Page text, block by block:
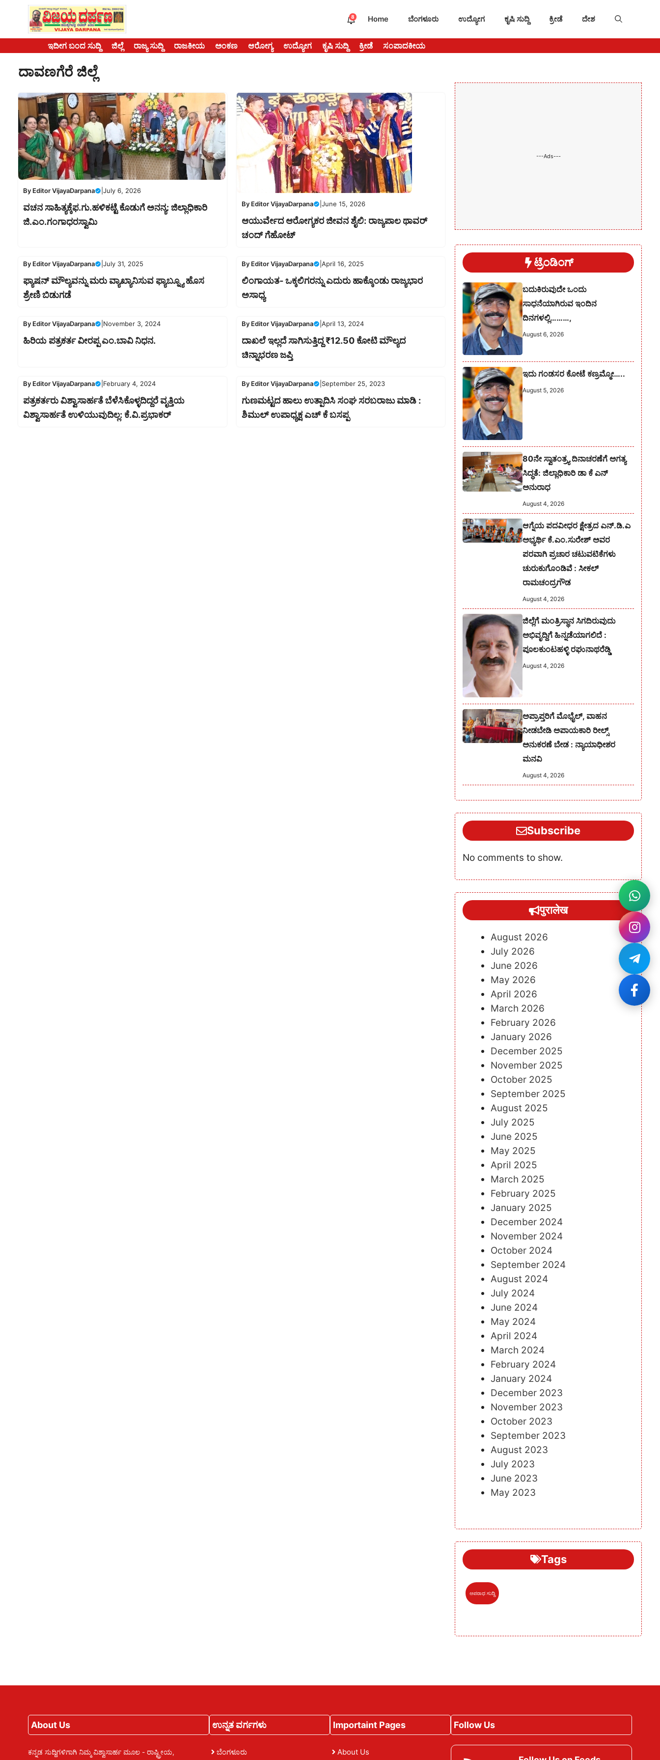
content
8 Home ಬೆಂಗಳೂರು ಉದ್ಯೋಗ ಕೃಷಿ ಸುದ್ದಿ ಕ್ರೀಡೆ ದೇಶ
ಇದೀಗ ಬಂದ ಸುದ್ದಿ ಜಿಲ್ಲೆ ರಾಜ್ಯ ಸುದ್ದಿ ರಾಜಕೀಯ ಅಂಕಣ ಆರೋಗ್ಯ ಉದ್ಯೋಗ ಕೃಷಿ ಸುದ್ದಿ ಕ್ರೀಡೆ ಸಂಪಾದಕೀಯ
ದಾವಣಗೆರೆ ಜಿಲ್ಲೆ
By Editor VijayaDarpana July 6, 2026
ವಚನ ಸಾಹಿತ್ಯಕ್ಕೆಫ.ಗು.ಹಳಿಕಟ್ಟೆ ಕೊಡುಗೆ ಅನನ್ಯ: ಜಿಲ್ಲಾಧಿಕಾರಿ
ಜಿ.ಎಂ.ಗಂಗಾಧರಸ್ವಾಮಿ
By Editor VijayaDarpana | June 15, 2026
ಆಯುರ್ವೇದ ಆರೋಗ್ಯಕರ ಜೀವನ ಶೈಲಿ: ರಾಜ್ಯಪಾಲ ಥಾವರ್
ಚಂದ್ ಗೆಹೋಟ್
By Editor VijayaDarpana July 31, 2025
ಫ್ಯಾಷನ್ ಮೌಲ್ಯವನ್ನು ಮರು ವ್ಯಾಖ್ಯಾನಿಸುವ ಫ್ಯಾಬ್ನ್ಯೂ ಹೊಸ
ಶ್ರೇಣಿ ಬಿಡುಗಡೆ
By Editor VijayaDarpana | April 16, 2025
ಲಿಂಗಾಯತ- ಒಕ್ಕಲಿಗರನ್ನು ಎದುರು ಹಾಕ್ಕೊಂಡು ರಾಜ್ಯಭಾರ
ಅಸಾಧ್ಯ
By Editor VijayaDarpana November 3, 2024
ಹಿರಿಯ ಪತ್ರಕರ್ತ ವೀರಪ್ಪ ಎಂ.ಬಾವಿ ನಿಧನ.
By Editor VijayaDarpana | April 13, 2024
ದಾಖಲೆ ಇಲ್ಲದೆ ಸಾಗಿಸುತ್ತಿದ್ದ ₹12.50 ಕೋಟಿ ಮೌಲ್ಯದ
ಚಿನ್ನಾಭರಣ ಜಪ್ತಿ
By Editor VijayaDarpana February 4, 2024
ಪತ್ರಕರ್ತರು ವಿಶ್ವಾಸಾರ್ಹತೆ ಬೆಳೆಸಿಕೊಳ್ಳದಿದ್ದರೆ ವೃತ್ತಿಯ
ವಿಶ್ವಾಸಾರ್ಹತೆ ಉಳಿಯುವುದಿಲ್ಲ: ಕೆ.ವಿ.ಪ್ರಭಾಕರ್
By Editor VijayaDarpana | September 25, 2023
ಗುಣಮಟ್ಟದ ಹಾಲು ಉತ್ಪಾದಿಸಿ ಸಂಘ ಸರಬರಾಜು ಮಾಡಿ :
ಶಿಮುಲ್ ಉಪಾಧ್ಯಕ್ಷ ಎಚ್ ಕೆ ಬಸಪ್ಪ
---Ads---
ಟ್ರೆಂಡಿಂಗ್
ಬದುಕಿರುವುದೇ ಒಂದು
ಸಾಧನೆಯಾಗಿರುವ ಇಂದಿನ
ದಿನಗಳಲ್ಲಿ………,
August 6, 2026
ಇದು ಗಂಡಸರ ಕೋಟೆ ಕಣ್ರಮ್ಮೋ…..
August 5, 2026
80ನೇ ಸ್ವಾತಂತ್ರ್ಯ ದಿನಾಚರಣೆಗೆ ಅಗತ್ಯ
ಸಿದ್ಧತೆ: ಜಿಲ್ಲಾಧಿಕಾರಿ ಡಾ ಕೆ ಎನ್
ಅನುರಾಧ
August 4, 2026
ಆಗ್ನೆಯ ಪದವೀಧರ ಕ್ಷೇತ್ರದ ಎನ್.ಡಿ.ಎ
ಅಭ್ಯರ್ಥಿ ಕೆ.ಎಂ.ಸುರೇಶ್‌ ಅವರ
ಪರವಾಗಿ ಪ್ರಚಾರ ಚಟುವಟಿಕೆಗಳು
ಚುರುಕುಗೊಂಡಿವೆ : ಸೀಕಲ್
ರಾಮಚಂದ್ರಗೌಡ
August 4, 2026
ಜಿಲ್ಲೆಗೆ ಮಂತ್ರಿಸ್ಥಾನ ಸಿಗದಿರುವುದು
ಅಭಿವೃದ್ದಿಗೆ ಹಿನ್ನಡೆಯಾಗಲಿದೆ :
ಪೂಲಕುಂಟಹಳ್ಳಿ ರಘುನಾಥರೆಡ್ಡಿ
August 4, 2026
ಅಪ್ರಾಪ್ತರಿಗೆ ಮೊಭೈಲ್, ವಾಹನ
ನೀಡಬೇಡಿ ಅಪಾಯಕಾರಿ ರೀಲ್ಸ್
ಅನುಕರಣೆ ಬೇಡ : ನ್ಯಾಯಾಧೀಶರ
ಮನವಿ
August 4, 2026
Subscribe
No comments to show.
पुरालेख
August 2026
July 2026
June 2026
May 2026
April 2026
March 2026
February 2026
January 2026
December 2025
November 2025
October 2025
September 2025
August 2025
July 2025
June 2025
May 2025
April 2025
March 2025
February 2025
January 2025
December 2024
November 2024
October 2024
September 2024
August 2024
July 2024
June 2024
May 2024
April 2024
March 2024
February 2024
January 2024
December 2023
November 2023
October 2023
September 2023
August 2023
July 2023
June 2023
May 2023
Tags
ಅಪರಾಧ ಸುದ್ದಿ
About Us
ಕನ್ನಡ ಸುದ್ದಿಗಳಿಗಾಗಿ ನಿಮ್ಮ ವಿಶ್ವಾಸಾರ್ಹ ಮೂಲ - ರಾಷ್ಟ್ರೀಯ,
ಉನ್ನತ ವರ್ಗಗಳು
ಬೆಂಗಳೂರು
Importaint Pages
About Us
Follow Us